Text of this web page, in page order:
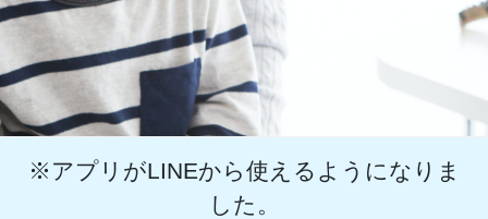
※アプリがLINEから使えるようになりま
した。